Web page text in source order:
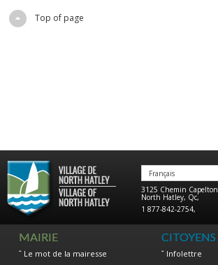
Top of page
Français
3125 Chemin Capelton
North Hatley, Qc,
1 877-842-2754,
MAIRIE
Le mot de la mairesse
CITOYENS
Infolettre